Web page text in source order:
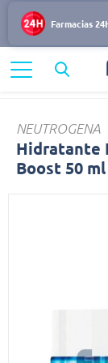
Farmacias
NEUTROGENA
Hidratante
Boost 50 ml